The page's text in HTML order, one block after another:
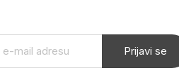
Prijavi se